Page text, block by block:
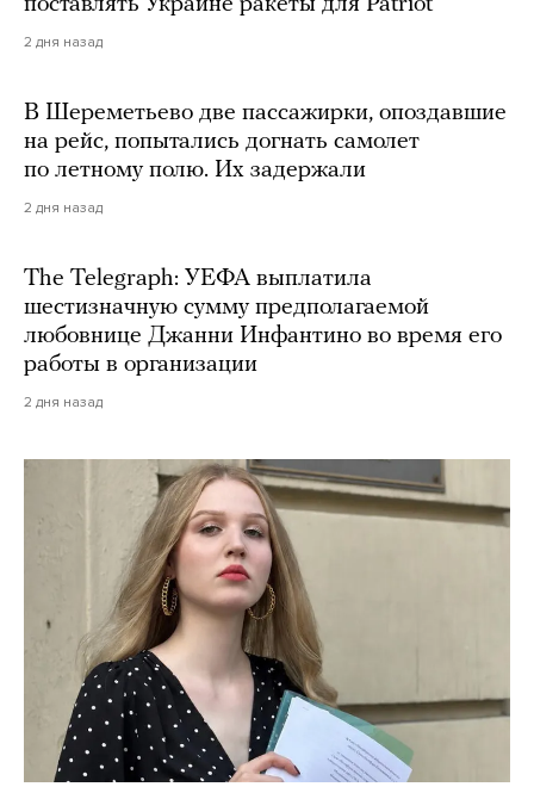
2 дня назад
В Шереметьево две пассажирки, опоздавшие
на рейс, попытались догнать самолет
по летному полю. Их задержали
2 дня назад
The Telegraph: УЕФА выплатила
шестизначную сумму предполагаемой
любовнице Джанни Инфантино во время его
работы в организации
2 дня назад